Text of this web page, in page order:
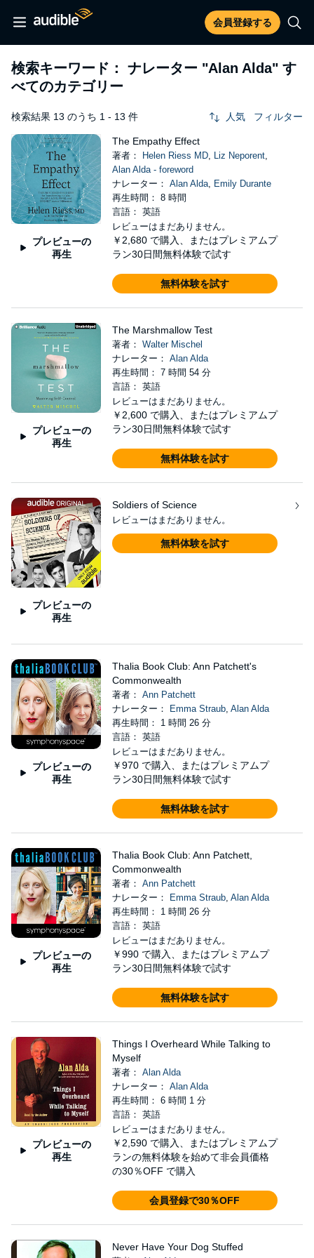
会員登録する
検索キーワード： ナレーター "Alan Alda" す
べてのカテゴリー
検索結果 13 のうち 1 - 13 件 人気 フィルター
プレビューの
再生
The Empathy Effect
著者： Helen Riess MD, Liz Neporent,
Alan Alda - foreword
ナレーター： Alan Alda, Emily Durante
再生時間： 8 時間
言語： 英語
レビューはまだありません。
￥2,680 で購入、またはプレミアムプ
ラン30日間無料体験で試す
無料体験を試す
プレビューの
再生
The Marshmallow Test
著者： Walter Mischel
ナレーター： Alan Alda
再生時間： 7 時間 54 分
言語： 英語
レビューはまだありません。
￥2,600 で購入、またはプレミアムプ
ラン30日間無料体験で試す
無料体験を試す
プレビューの
再生
Soldiers of Science
レビューはまだありません。
無料体験を試す
プレビューの
再生
Thalia Book Club: Ann Patchett's
Commonwealth
著者： Ann Patchett
ナレーター：
Emma Straub, Alan Alda
再生時間： 1 時間 26 分
言語： 英語
レビューはまだありません。
￥970 で購入、またはプレミアムプ
ラン30日間無料体験で試す
無料体験を試す
プレビューの
再生
Thalia Book Club: Ann Patchett,
Commonwealth
著者： Ann Patchett
ナレーター：
Emma Straub, Alan Alda
再生時間： 1 時間 26 分
言語： 英語
レビューはまだありません。
￥990 で購入、またはプレミアムプ
ラン30日間無料体験で試す
無料体験を試す
プレビューの
再生
Things I Overheard While Talking to
Myself
著者： Alan Alda
ナレーター： Alan Alda
再生時間： 6 時間 1 分
言語： 英語
レビューはまだありません。
￥2,590 で購入、またはプレミアムプ
ランの無料体験を始めて非会員価格
の30％OFF で購入
会員登録で30％OFF
Never Have Your Dog Stuffed